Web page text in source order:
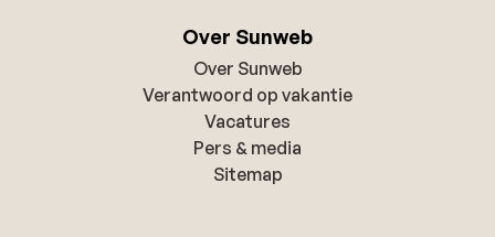
Over Sunweb
Over Sunweb
Verantwoord op vakantie
Vacatures
Pers & media
Sitemap